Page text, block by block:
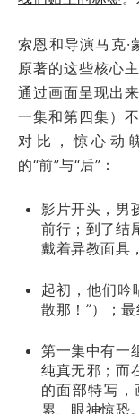
索恩和导演马克
原著的这些核心
通过画面呈现出
一集和第四集）
对比，惊心动
的“前”与“后”：
影片开头，男
前行；到了结
戴着异教面具
起初，他们吟
散那！”）；
第一集中有一
纯真无邪；而
的面部特写
累、眼神惊恐。